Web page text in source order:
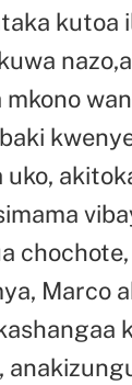
kutoa
mkono
uko,
Marco